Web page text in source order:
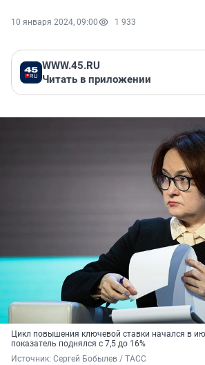
10 января 2024, 09:00 1 933
WWW.45.RU
Читать в приложении
Цикл повышения ключевой ставки начался в
показатель поднялся с 7,5 до 16%
Источник: Сергей Бобылев / ТАСС